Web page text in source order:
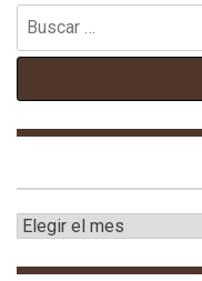
Buscar:
Archivos